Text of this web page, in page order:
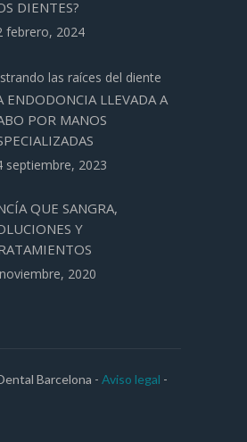
DIENTES?
febrero, 2024
ENDODONCIA LLEVADA A
POR MANOS
septiembre, 2023
QUE SANGRA,
Y
2020
Barcelona - Aviso legal -